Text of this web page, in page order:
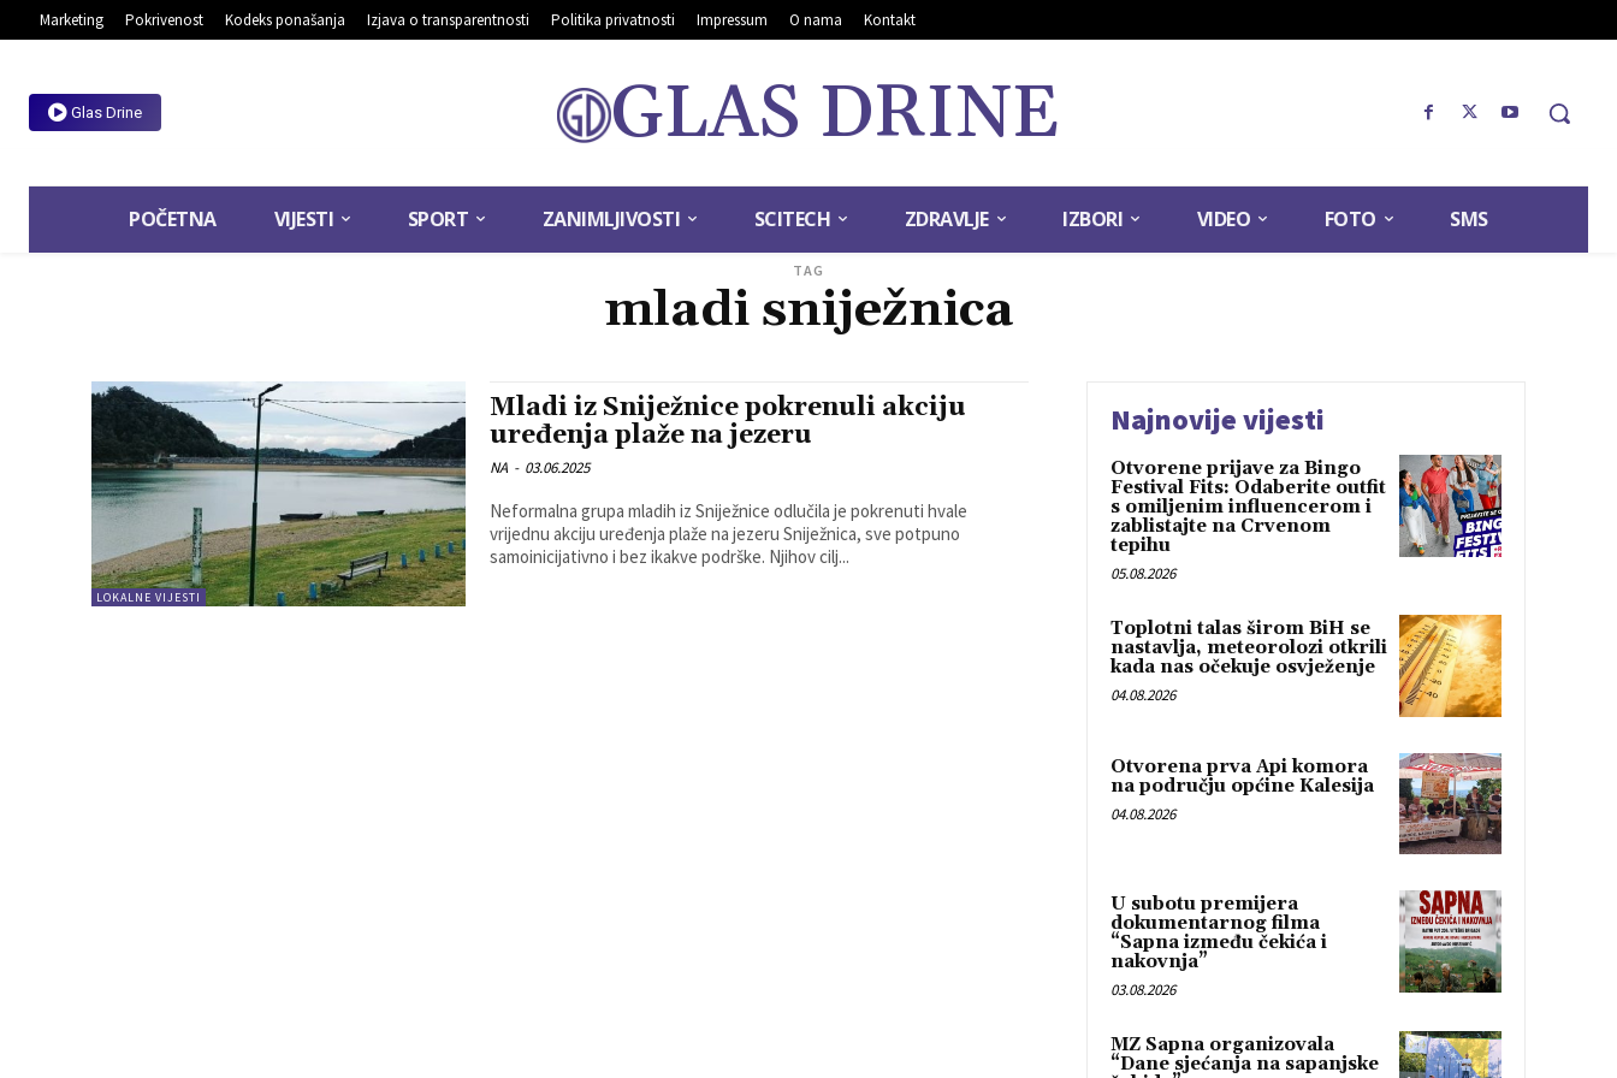
Marketing Pokrivenost Kodeks ponašanja Izjava o transparentnosti Politika privatnosti Impressum O nama Kontakt
Glas Drine GLAS DRINE
POČETNA VIJESTI SPORT ZANIMLJIVOSTI SCITECH ZDRAVLJE IZBORI VIDEO FOTO SMS
TAG
mladi sniježnica
LOKALNE VIJESTI
Mladi iz Sniježnice pokrenuli akciju
uređenja plaže na jezeru
NA - 03.06.2025
Neformalna grupa mladih iz Sniježnice odlučila je pokrenuti hvale
vrijednu akciju uređenja plaže na jezeru Sniježnica, sve potpuno
samoinicijativno i bez ikakve podrške. Njihov cilj...
Najnovije vijesti
Otvorene prijave za Bingo
Festival Fits: Odaberite outfit
s omiljenim influencerom i
zablistajte na Crvenom
tepihu
05.08.2026
Toplotni talas širom BiH se
nastavlja, meteorolozi otkrili
kada nas očekuje osvježenje
04.08.2026
Otvorena prva Api komora
na području općine Kalesija
04.08.2026
U subotu premijera
dokumentarnog filma
“Sapna između čekića i
nakovnja”
03.08.2026
MZ Sapna organizovala
“Dane sjećanja na sapanjske